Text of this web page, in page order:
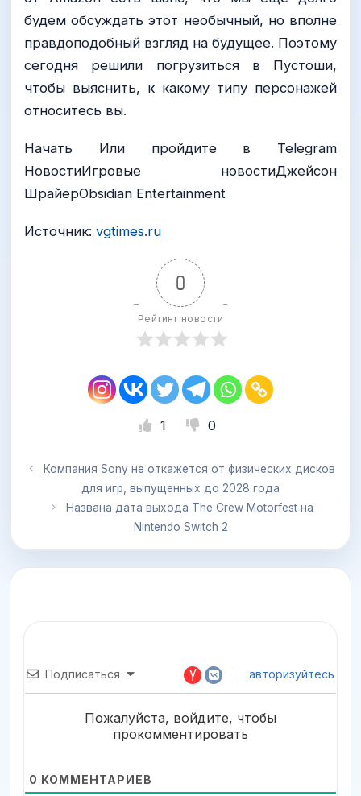
будем обсуждать этот необычный, но вполне
правдоподобный взгляд на будущее. Поэтому
сегодня решили погрузиться в Пустоши,
чтобы выяснить, к какому типу персонажей
относитесь вы.
Начать Или пройдите в Telegram
НовостиИгровые новостиДжейсон
ШрайерObsidian Entertainment
Источник: vgtimes.ru
0
Рейтинг новости
1 0
Компания Sony не откажется от физических дисков
для игр, выпущенных до 2028 года
Названа дата выхода The Crew Motorfest на
Nintendo Switch 2
Подписаться авторизуйтесь
Пожалуйста, войдите, чтобы
прокомментировать
0 КОММЕНТАРИЕВ